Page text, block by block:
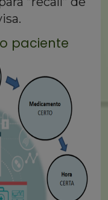
paciente